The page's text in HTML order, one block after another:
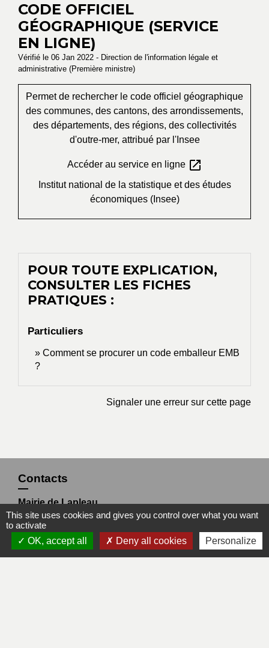
CODE OFFICIEL
GÉOGRAPHIQUE (SERVICE
EN LIGNE)
Vérifié le 06 Jan 2022 - Direction de l'information légale et
administrative (Première ministre)
Permet de rechercher le code officiel géographique
des communes, des cantons, des arrondissements,
des départements, des régions, des collectivités
d'outre-mer, attribué par l'Insee
Accéder au service en ligne open_in_new
Institut national de la statistique et des études
économiques (Insee)
POUR TOUTE EXPLICATION,
CONSULTER LES FICHES
PRATIQUES :
Particuliers
Comment se procurer un code emballeur EMB
?
Signaler une erreur sur cette page
Contacts
Mairie de Lapleau
24, avenue de l'épinette
19550 Lapleau - FRANCE
+33 5 55 27 53 17
This site uses cookies and gives you control over what you want
to activate
OK, accept all
Deny all cookies Personalize